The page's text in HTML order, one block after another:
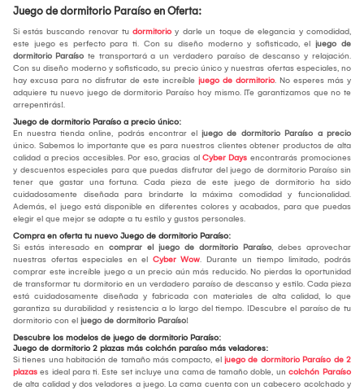
Juego de dormitorio Paraíso en Oferta:
Si estás buscando renovar tu dormitorio y darle un toque de elegancia y comodidad,
este juego es perfecto para ti. Con su diseño moderno y sofisticado, el juego de
dormitorio Paraíso te transportará a un verdadero paraíso de descanso y relajación.
Con su diseño moderno y sofisticado, su precio único y nuestras ofertas especiales, no
hay excusa para no disfrutar de este increíble juego de dormitorio. No esperes más y
adquiere tu nuevo juego de dormitorio Paraíso hoy mismo. ¡Te garantizamos que no te
arrepentirás!.
Juego de dormitorio Paraíso a precio único:
En nuestra tienda online, podrás encontrar el juego de dormitorio Paraíso a precio
único. Sabemos lo importante que es para nuestros clientes obtener productos de alta
calidad a precios accesibles. Por eso, gracias al Cyber Days encontrarás promociones
y descuentos especiales para que puedas disfrutar del juego de dormitorio Paraíso sin
tener que gastar una fortuna. Cada pieza de este juego de dormitorio ha sido
cuidadosamente diseñada para brindarte la máxima comodidad y funcionalidad.
Además, el juego está disponible en diferentes colores y acabados, para que puedas
elegir el que mejor se adapte a tu estilo y gustos personales.
Compra en oferta tu nuevo Juego de dormitorio Paraíso:
Si estás interesado en comprar el juego de dormitorio Paraíso, debes aprovechar
nuestras ofertas especiales en el Cyber Wow. Durante un tiempo limitado, podrás
comprar este increíble juego a un precio aún más reducido. No pierdas la oportunidad
de transformar tu dormitorio en un verdadero paraíso de descanso y estilo. Cada pieza
está cuidadosamente diseñada y fabricada con materiales de alta calidad, lo que
garantiza su durabilidad y resistencia a lo largo del tiempo. ¡Descubre el paraíso de tu
dormitorio con el juego de dormitorio Paraíso!
Descubre los modelos de juego de dormitorio Paraíso:
Juego de dormitorio 2 plazas más colchón paraíso más veladores:
Si tienes una habitación de tamaño más compacto, el juego de dormitorio Paraíso de 2
plazas es ideal para ti. Este set incluye una cama de tamaño doble, un colchón Paraíso
de alta calidad y dos veladores a juego. La cama cuenta con un cabecero acolchado y